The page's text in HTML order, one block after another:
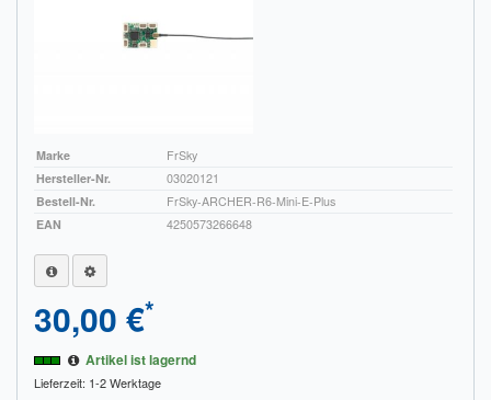
Marke
FrSky
Hersteller-Nr.
03020121
Bestell-Nr.
FrSky-ARCHER-R6-Mini-E-Plus
EAN
4250573266648
30,00 €*
Artikel ist lagernd
Lieferzeit: 1-2 Werktage